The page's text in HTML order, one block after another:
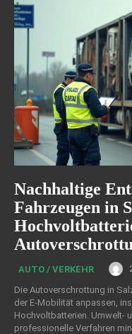
Nachhaltige
Fahrzeugen in
AUTO / VERKEHR
Die Autoverschrottung in
der E-Mobilität anpassen,
Hochvoltbatterien. Umwelt-
professionelle Verfahren